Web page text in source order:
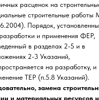
расценок на
строительные
Порядок,
и применения ФЕР,
в разделах 2-5 и в
2-3 Указаний,
на разработку, и
ТЕР (п.5.8 Указаний).
замена
и материальных ресурсов